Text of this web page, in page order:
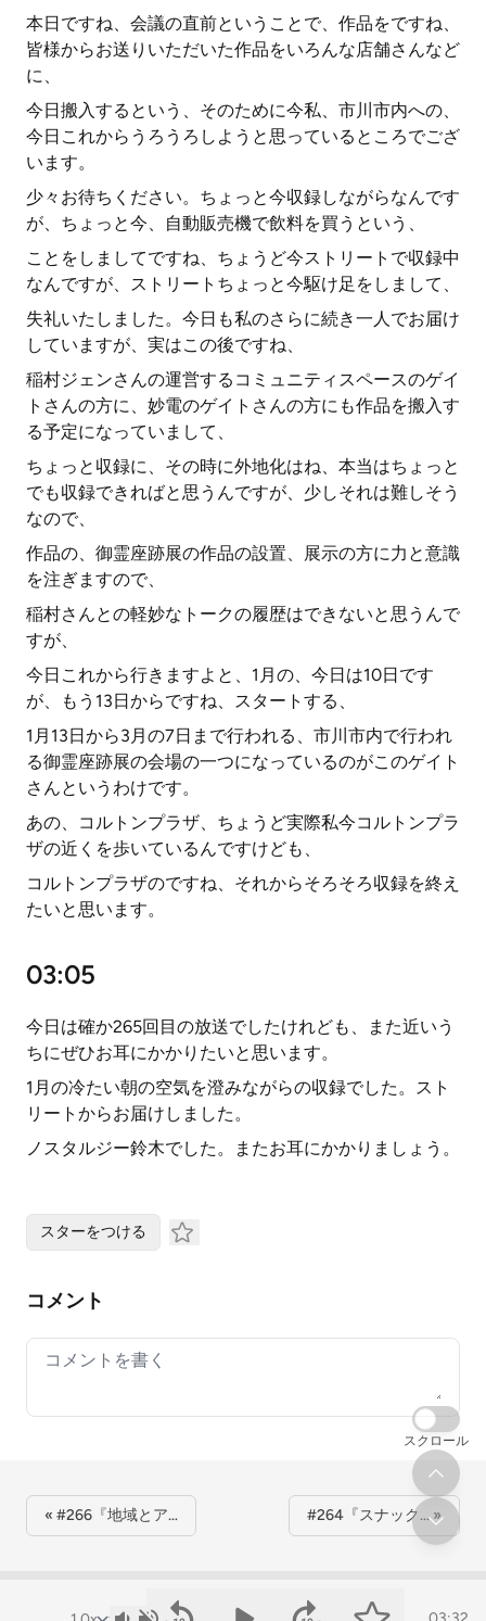
本日ですね、会議の直前ということで、作品をですね、
皆様からお送りいただいた作品をいろんな店舗さんなど
に、
今日搬入するという、そのために今私、市川市内への、
今日これからうろうろしようと思っているところでござ
います。
少々お待ちください。ちょっと今収録しながらなんです
が、ちょっと今、自動販売機で飲料を買うという、
ことをしましてですね、ちょうど今ストリートで収録中
なんですが、ストリートちょっと今駆け足をしまして、
失礼いたしました。今日も私のさらに続き一人でお届け
していますが、実はこの後ですね、
稲村ジェンさんの運営するコミュニティスペースのゲイ
トさんの方に、妙電のゲイトさんの方にも作品を搬入す
る予定になっていまして、
ちょっと収録に、その時に外地化はね、本当はちょっと
でも収録できればと思うんですが、少しそれは難しそう
なので、
作品の、御霊座跡展の作品の設置、展示の方に力と意識
を注ぎますので、
稲村さんとの軽妙なトークの履歴はできないと思うんで
すが、
今日これから行きますよと、1月の、今日は10日です
が、もう13日からですね、スタートする、
1月13日から3月の7日まで行われる、市川市内で行われ
る御霊座跡展の会場の一つになっているのがこのゲイト
さんというわけです。
あの、コルトンプラザ、ちょうど実際私今コルトンプラ
ザの近くを歩いているんですけども、
コルトンプラザのですね、それからそろそろ収録を終え
たいと思います。
03:05
今日は確か265回目の放送でしたけれども、また近いう
ちにぜひお耳にかかりたいと思います。
1月の冷たい朝の空気を澄みながらの収録でした。スト
リートからお届けしました。
ノスタルジー鈴木でした。またお耳にかかりましょう。
スターをつける
コメント
Your comment
« #266『地域とア… #264『スナック… »
スクロール